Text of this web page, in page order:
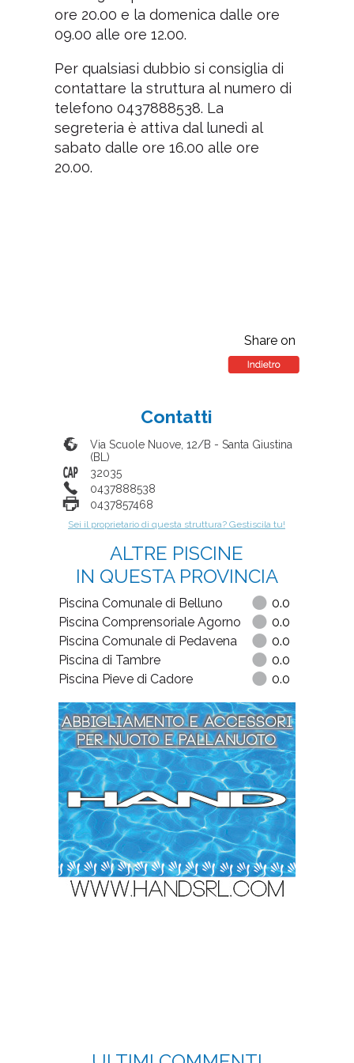
ore 20.00 e la domenica dalle ore
09.00 alle ore 12.00.
Per qualsiasi dubbio si consiglia di
contattare la struttura al numero di
telefono 0437888538. La
segreteria è attiva dal lunedì al
sabato dalle ore 16.00 alle ore
20.00.
Share on
Contatti
Via Scuole Nuove, 12/B - Santa Giustina
(BL )
32035
0437888538
0437857468
Sei il proprietario di questa struttura? Gestiscila tu!
ALTRE PISCINE
IN QUESTA PROVINCIA
Piscina Comunale di Belluno
0.0
Piscina Comprensoriale Agorno
0.0
Piscina Comunale di Pedavena
0.0
Piscina di Tambre
0.0
Piscina Pieve di Cadore
0.0